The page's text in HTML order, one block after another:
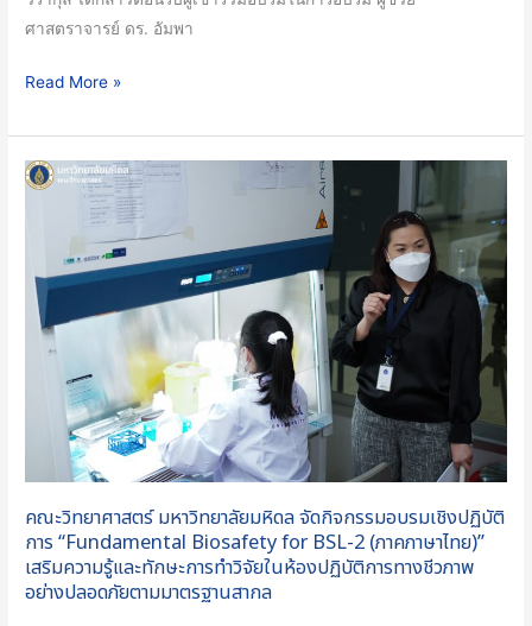
ศาสตราจารย์ ดร. อัมพา
เพาะ
เซลล์
งาน
วิจัย
ทาง
วิทยาศาสตร์ชีวภาพ
Read More »
คณะวิทยาศาสตร์ มหาวิทยาลัยมหิดล จัดกิจกรรมอบรมเชิงปฏิบัติ
การ “Fundamental Biosafety for BSL-2 (ภาคภาษาไทย)”
เสริมความรู้และทักษะการทำวิจัยในห้องปฏิบัติการทางชีวภาพ
อย่างปลอดภัยตามมาตรฐานสากล
คณะ
วิทยาศาสตร์
มหาวิทยาลัย
มหิดล
จัด
กิจกรรม
อบรม
ปฏิบัติ
“Fundamental
for
BSL-
2